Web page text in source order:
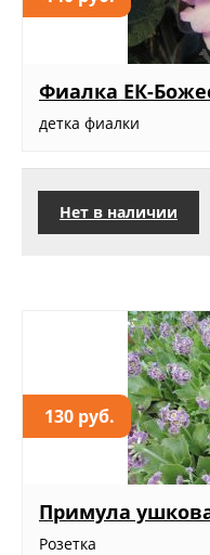
Фиалка ЕК-
детка фиалки
Нет в наличии
130 руб.
Примула
Розетка